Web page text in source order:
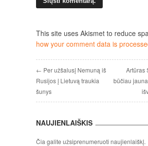
This site uses Akismet to reduce
how your comment data is
← Per užšalusį Nemuną iš
Rusijos į Lietuvą traukia
šunys
Artūras
būčiau
NAUJIENLAIŠKIS
Čia galite užsiprenumeruoti naujienlaiškį.